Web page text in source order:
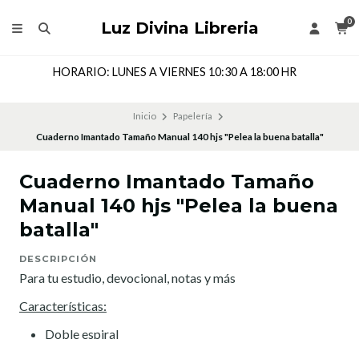
Luz Divina Libreria 0
HORARIO: LUNES A VIERNES 10:30 A 18:00 HR
Inicio
Papelería
Cuaderno Imantado Tamaño Manual 140 hjs "Pelea la buena batalla"
Cuaderno Imantado Tamaño
Manual 140 hjs "Pelea la buena
batalla"
DESCRIPCIÓN
Para tu estudio, devocional, notas y más
Características:
Doble espiral